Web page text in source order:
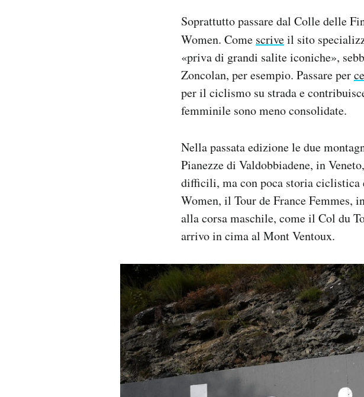
Soprattutto passare dal Colle delle
Women. Come scriveil sito
«priva di grandi salite iconiche»,
Zoncolan, per esempio. Passare per
per il ciclismo su strada e
femminile sono meno consolidate.
Nella passata edizione le due
Pianezze di Valdobbiadene, in
difficili, ma con poca storia ciclistica
Women, il Tour de France Femmes,
alla corsa maschile, come il Col du
arrivo in cima al Mont Ventoux.